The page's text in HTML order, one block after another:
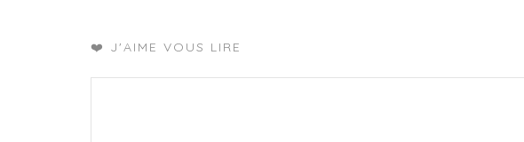
❤️ J'AIME VOUS LIRE